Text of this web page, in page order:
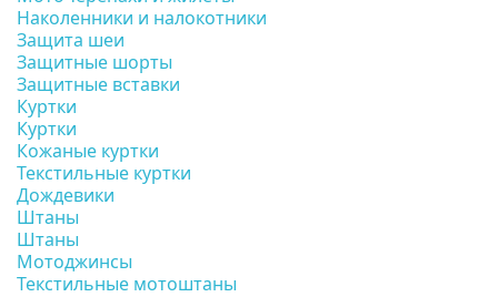
Наколенники и налокотники
Защита шеи
Защитные шорты
Защитные вставки
Куртки
Куртки
Кожаные куртки
Текстильные куртки
Дождевики
Штаны
Штаны
Мотоджинсы
Текстильные мотоштаны